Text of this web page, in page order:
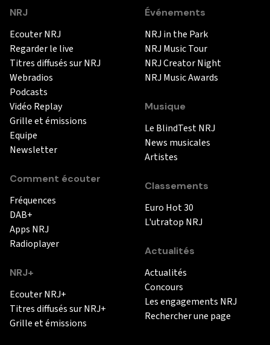
NRJ
Ecouter NRJ
Regarder le live
Titres diffusés sur NRJ
Webradios
Podcasts
Vidéo Replay
Grille et émissions
Equipe
Newsletter
Comment écouter
Fréquences
DAB+
Apps NRJ
Radioplayer
NRJ+
Ecouter NRJ+
Titres diffusés sur NRJ+
Grille et émissions
Événements
NRJ in the Park
NRJ Music Tour
NRJ Creator Night
NRJ Music Awards
Musique
Le BlindTest NRJ
News musicales
Artistes
Classements
Euro Hot 30
L'utratop NRJ
Actualités
Actualités
Concours
Les engagements NRJ
Rechercher une page